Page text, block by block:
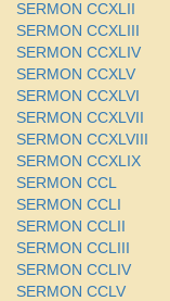
SERMON CCXLII
SERMON CCXLIII
SERMON CCXLIV
SERMON CCXLV
SERMON CCXLVI
SERMON CCXLVII
SERMON CCXLVIII
SERMON CCXLIX
SERMON CCL
SERMON CCLI
SERMON CCLII
SERMON CCLIII
SERMON CCLIV
SERMON CCLV